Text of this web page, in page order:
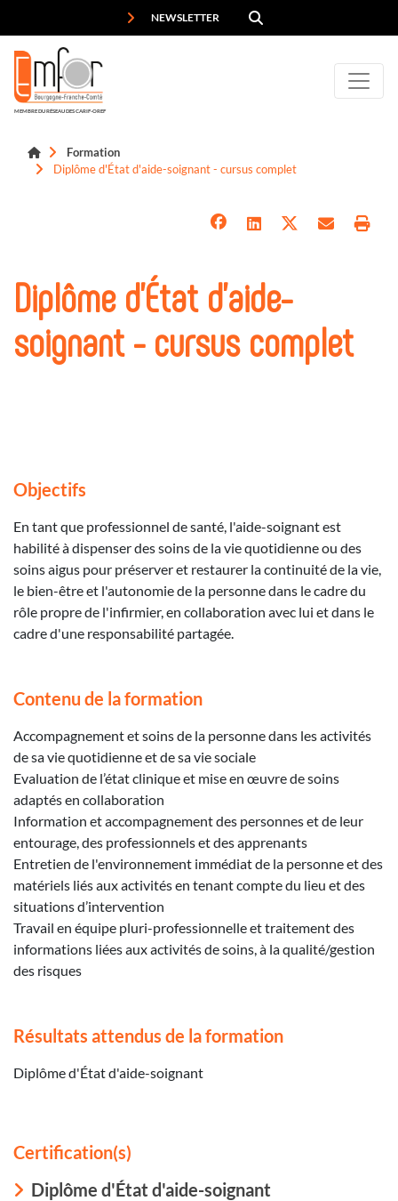
NEWSLETTER
MEMBRE DU RÉSEAU DES CARIF-OREF
Formation
Diplôme d'État d'aide-soignant - cursus complet
Diplôme d'État d'aide-
soignant - cursus complet
Objectifs
En tant que professionnel de santé, l'aide-soignant est
habilité à dispenser des soins de la vie quotidienne ou des
soins aigus pour préserver et restaurer la continuité de la vie,
le bien-être et l'autonomie de la personne dans le cadre du
rôle propre de l'infirmier, en collaboration avec lui et dans le
cadre d'une responsabilité partagée.
Contenu de la formation
Accompagnement et soins de la personne dans les activités
de sa vie quotidienne et de sa vie sociale
Evaluation de l’état clinique et mise en œuvre de soins
adaptés en collaboration
Information et accompagnement des personnes et de leur
entourage, des professionnels et des apprenants
Entretien de l'environnement immédiat de la personne et des
matériels liés aux activités en tenant compte du lieu et des
situations d’intervention
Travail en équipe pluri-professionnelle et traitement des
informations liées aux activités de soins, à la qualité/gestion
des risques
Résultats attendus de la formation
Diplôme d'État d'aide-soignant
Certification(s)
Diplôme d'État d'aide-soignant
Panneau de gestion des cookies